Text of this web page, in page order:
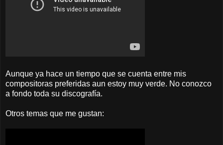
Aunque ya hace un tiempo que se cuenta entre mis
compositoras preferidas aun estoy muy verde. No conozco
a fondo toda su discografía.
Otros temas que me gustan: